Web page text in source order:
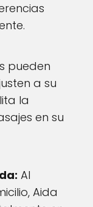
pueden
a su
la
en su
Al
Aida